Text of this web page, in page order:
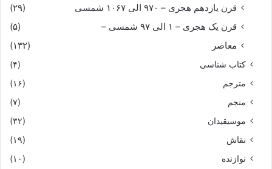
قرن یازدهم هجری – ۹۷۰ الی ۱۰۶۷ شمسی
(۲۹)
قرن یک هجری – ۱ الی ۹۷ شمسی –
(۵)
معاصر
(۱۳۲)
کتاب شناسی
(۴)
مترجم
(۱۶)
منجم
(۷)
موسیقیدان
(۳۲)
نقاش
(۱۹)
نوازنده
(۱۰)